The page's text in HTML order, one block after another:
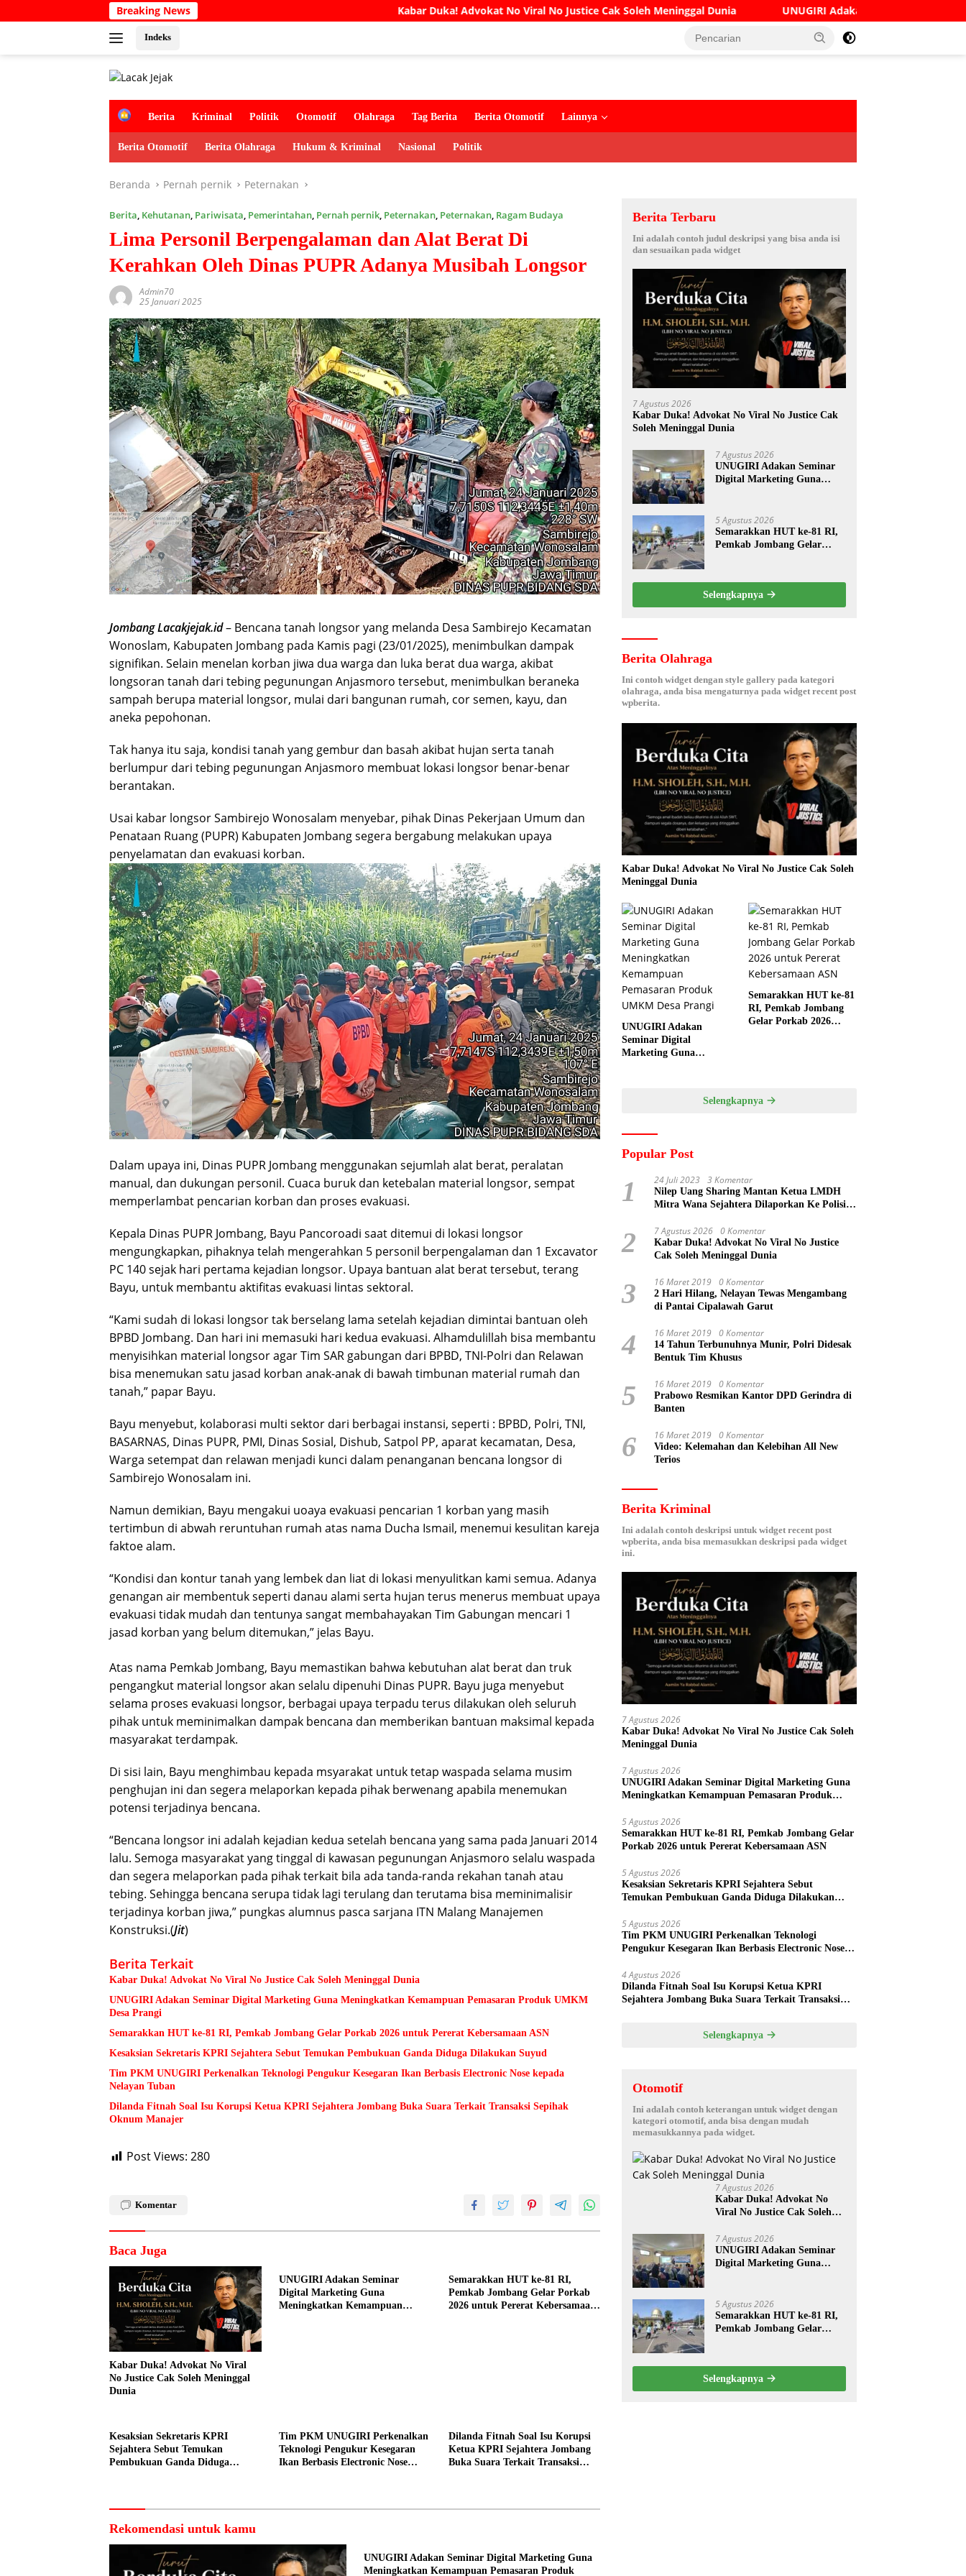
ke
Breaking News Kabar Duka! Advokat No Viral No Justice Cak Soleh Meninggal Dunia UNUGIRI Adakan Seminar Digital Marketing Guna
Indeks
H
e
Berita Kriminal Politik Otomotif Olahraga Tag Berita Berita Otomotif Lainnya
Berita Otomotif Berita Olahraga Hukum & Kriminal Nasional Politik
Beranda Pernah pernik Peternakan
Berita Kehutanan Pariwisata Pemerintahan Pernah pernik Peternakan Peternakan Ragam Budaya
Lima Personil Berpengalaman dan Alat Berat Di
Kerahkan Oleh Dinas PUPR Adanya Musibah Longsor
Admin70
25 Januari 2025
Jombang Lacakjejak.id– Bencana tanah longsor yang melanda Desa Sambirejo Kecamatan
Wonoslam, Kabupaten Jombang pada Kamis pagi (23/01/2025), menimbulkan dampak
signifikan. Selain menelan korban jiwa dua warga dan luka berat dua warga, akibat
longsoran tanah dari tebing pegunungan Anjasmoro tersebut, menimbulkan beraneka
sampah berupa material longsor, mulai dari bangunan rumah, cor semen, kayu, dan
aneka pepohonan.
Tak hanya itu saja, kondisi tanah yang gembur dan basah akibat hujan serta tanah
berlumpur dari tebing pegunungan Anjasmoro membuat lokasi longsor benar-benar
berantakan.
Usai kabar longsor Sambirejo Wonosalam menyebar, pihak Dinas Pekerjaan Umum dan
Penataan Ruang (PUPR) Kabupaten Jombang segera bergabung melakukan upaya
penyelamatan dan evakuasi korban.
Dalam upaya ini, Dinas PUPR Jombang menggunakan sejumlah alat berat, peralatan
manual, dan dukungan personil. Cuaca buruk dan ketebalan material longsor, sempat
memperlambat pencarian korban dan proses evakuasi.
Kepala Dinas PUPR Jombang, Bayu Pancoroadi saat ditemui di lokasi longsor
mengungkapkan, pihaknya telah mengerahkan 5 personil berpengalaman dan 1 Excavator
PC 140 sejak hari pertama kejadian longsor. Upaya bantuan alat berat tersebut, terang
Bayu, untuk membantu aktifitas evakuasi lintas sektoral.
“Kami sudah di lokasi longsor tak berselang lama setelah kejadian dimintai bantuan oleh
BPBD Jombang. Dan hari ini memasuki hari kedua evakuasi. Alhamdulillah bisa membantu
menyisihkan material longsor agar Tim SAR gabungan dari BPBD, TNI-Polri dan Relawan
bisa menemukan satu jasad korban anak-anak di bawah timbunan material rumah dan
tanah,” papar Bayu.
Bayu menyebut, kolaborasi multi sektor dari berbagai instansi, seperti : BPBD, Polri, TNI,
BASARNAS, Dinas PUPR, PMI, Dinas Sosial, Dishub, Satpol PP, aparat kecamatan, Desa,
Warga setempat dan relawan menjadi kunci dalam penanganan bencana longsor di
Sambirejo Wonosalam ini.
Namun demikian, Bayu mengakui uoaya evakuasi pencarian 1 korban yang masih
tertimbun di abwah reruntuhan rumah atas nama Ducha Ismail, menemui kesulitan kareja
faktoe alam.
“Kondisi dan kontur tanah yang lembek dan liat di lokasi menyulitkan kami semua. Adanya
genangan air membentuk seperti danau alami serta hujan terus menerus membuat upaya
evakuasi tidak mudah dan tentunya sangat membahayakan Tim Gabungan mencari 1
jasad korban yang belum ditemukan,” jelas Bayu.
Atas nama Pemkab Jombang, Bayu memastikan bahwa kebutuhan alat berat dan truk
pengangkut material longsor akan selalu dipenuhi Dinas PUPR. Bayu juga menyebut
selama proses evakuasi longsor, berbagai upaya terpadu terus dilakukan oleh seluruh
pihak untuk meminimalkan dampak bencana dan memberikan bantuan maksimal kepada
masyarakat terdampak.
Di sisi lain, Bayu menghimbau kepada msyarakat untuk tetap waspada selama musim
penghujan ini dan segera melaporkan kepada pihak berwenang apabila menemukan
potensi terjadinya bencana.
“Bencana longsor ini adalah kejadian kedua setelah bencana yang sama pada Januari 2014
lalu. Semoga masyarakat yang tinggal di kawasan pegunungan Anjasmoro selalu waspada
dan segera melaporkan pada pihak terkait bila ada tanda-randa rekahan tanah atau
tebing. Sehingga bencana serupa tidak lagi terulang dan terutama bisa meminimalisir
terjadinya korban jiwa,” pungkas alumnus pasca sarjana ITN Malang Manajemen
Konstruksi.(Jit)
Berita Terkait
Kabar Duka! Advokat No Viral No Justice Cak Soleh Meninggal Dunia
UNUGIRI Adakan Seminar Digital Marketing Guna Meningkatkan Kemampuan Pemasaran Produk UMKM
Desa Prangi
Semarakkan HUT ke-81 RI, Pemkab Jombang Gelar Porkab 2026 untuk Pererat Kebersamaan ASN
Kesaksian Sekretaris KPRI Sejahtera Sebut Temukan Pembukuan Ganda Diduga Dilakukan Suyud
Tim PKM UNUGIRI Perkenalkan Teknologi Pengukur Kesegaran Ikan Berbasis Electronic Nose kepada
Nelayan Tuban
Dilanda Fitnah Soal Isu Korupsi Ketua KPRI Sejahtera Jombang Buka Suara Terkait Transaksi Sepihak
Oknum Manajer
Post Views: 280
Komentar
Baca Juga
Kabar Duka! Advokat No Viral
No Justice Cak Soleh Meninggal
Dunia
UNUGIRI Adakan Seminar
Digital Marketing Guna
Meningkatkan Kemampuan
Semarakkan HUT ke-81 RI,
Pemkab Jombang Gelar Porkab
2026 untuk Pererat Kebersamaan
Kesaksian Sekretaris KPRI
Sejahtera Sebut Temukan
Pembukuan Ganda Diduga
Tim PKM UNUGIRI Perkenalkan
Teknologi Pengukur Kesegaran
Ikan Berbasis Electronic Nose
Dilanda Fitnah Soal Isu Korupsi
Ketua KPRI Sejahtera Jombang
Buka Suara Terkait Transaksi
Rekomendasi untuk kamu
UNUGIRI Adakan Seminar Digital Marketing Guna
Meningkatkan Kemampuan Pemasaran Produk
Berita Terbaru
Ini adalah contoh judul deskripsi yang bisa anda isi
dan sesuaikan pada widget
7 Agustus 2026
Kabar Duka! Advokat No Viral No Justice Cak
Soleh Meninggal Dunia
7 Agustus 2026
UNUGIRI Adakan Seminar
Digital Marketing Guna
Desa Prangi
5 Agustus 2026
Semarakkan HUT ke-81 RI,
Pemkab Jombang Gelar
Selengkapnya
Berita Olahraga
Ini contoh widget dengan style gallery pada kategori
olahraga, anda bisa mengaturnya pada widget recent post
wpberita.
Kabar Duka! Advokat No Viral No Justice Cak Soleh
Meninggal Dunia
UNUGIRI Adakan
Seminar Digital
Marketing Guna
Semarakkan HUT ke-81
RI, Pemkab Jombang
Gelar Porkab 2026
Selengkapnya
Popular Post
1 24 Juli 2023 3 Komentar
Nilep Uang Sharing Mantan Ketua LMDH
Mitra Wana Sejahtera Dilaporkan Ke Polisi
2 7 Agustus 2026 0 Komentar
Kabar Duka! Advokat No Viral No Justice
Cak Soleh Meninggal Dunia
3 16 Maret 2019 0 Komentar
2 Hari Hilang, Nelayan Tewas Mengambang
di Pantai Cipalawah Garut
4 16 Maret 2019 0 Komentar
14 Tahun Terbunuhnya Munir, Polri Didesak
Bentuk Tim Khusus
5 16 Maret 2019 0 Komentar
Prabowo Resmikan Kantor DPD Gerindra di
Banten
6 16 Maret 2019 0 Komentar
Video: Kelemahan dan Kelebihan All New
Terios
Berita Kriminal
Ini adalah contoh deskripsi untuk widget recent post
wpberita, anda bisa memasukkan deskripsi pada widget
ini.
7 Agustus 2026
Kabar Duka! Advokat No Viral No Justice Cak Soleh
Meninggal Dunia
7 Agustus 2026
UNUGIRI Adakan Seminar Digital Marketing Guna
Meningkatkan Kemampuan Pemasaran Produk
5 Agustus 2026
Semarakkan HUT ke-81 RI, Pemkab Jombang Gelar
Porkab 2026 untuk Pererat Kebersamaan ASN
5 Agustus 2026
Kesaksian Sekretaris KPRI Sejahtera Sebut
Temukan Pembukuan Ganda Diduga Dilakukan
5 Agustus 2026
Tim PKM UNUGIRI Perkenalkan Teknologi
Pengukur Kesegaran Ikan Berbasis Electronic Nose
4 Agustus 2026
Dilanda Fitnah Soal Isu Korupsi Ketua KPRI
Sejahtera Jombang Buka Suara Terkait Transaksi
Selengkapnya
Otomotif
Ini adalah contoh keterangan untuk widget dengan
kategori otomotif, anda bisa dengan mudah
memasukkannya pada widget.
7 Agustus 2026
Kabar Duka! Advokat No
Viral No Justice Cak Soleh
7 Agustus 2026
UNUGIRI Adakan Seminar
Digital Marketing Guna
Desa Prangi
5 Agustus 2026
Semarakkan HUT ke-81 RI,
Pemkab Jombang Gelar
Selengkapnya